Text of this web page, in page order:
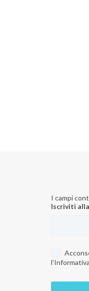
I campi
Iscriviti
l’